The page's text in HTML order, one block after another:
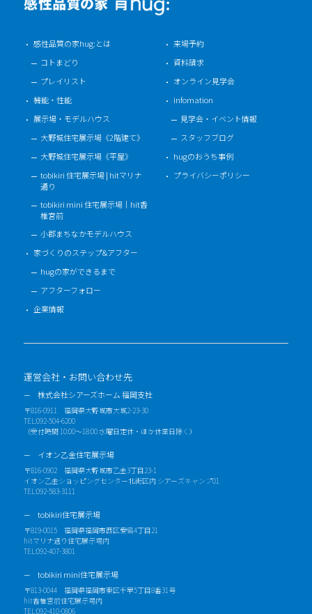
感性品質の家hug:とは
コトまどり
プレイリスト
機能・性能
展示場・モデルハウス
大野城住宅展示場《2階建て》
大野城住宅展示場《平屋》
tobikiri 住宅展示場 | hitマリナ
通り
tobikiri mini 住宅展示場｜hit香
椎宮前
小郡まちなかモデルハウス
家づくりのステップ&アフター
hugの家ができるまで
アフターフォロー
企業情報
来場予約
資料請求
オンライン見学会
infomation
見学会・イベント情報
スタッフブログ
hugのおうち事例
プライバシーポリシー
運営会社・お問い合わせ先
株式会社シアーズホーム 福岡支社
〒816-0911 福岡県大野城市大城2-23-30
TEL:092-504-6200
（受付時間 10:00～18:00 水曜日定休・ほか休業日除く）
イオン乙金住宅展示場
〒816-0902 福岡県大野城市乙金3丁目23-1
イオン乙金ショッピングセンター北街区内 シアーズキャンプ01
TEL:092-583-3111
tobikiri住宅展示場
〒819-0015 福岡県福岡市西区愛宕4丁目21
hitマリナ通り住宅展示場内
TEL:092-407-3801
tobikiri mini住宅展示場
〒813-0044 福岡県福岡市東区千早5丁目8番31号
hit香椎宮前住宅展示場内
TEL:092-410-0806